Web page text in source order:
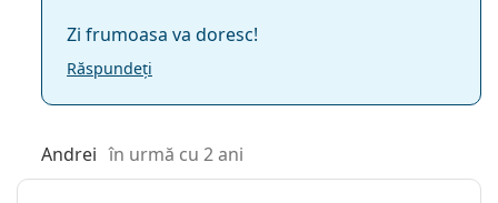
Zi frumoasa va doresc!
Răspundeți
Andrei în urmă cu 2 ani